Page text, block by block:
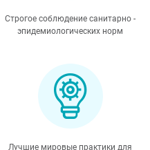
Строгое соблюдение санитарно -
эпидемиологических норм
Лучшие мировые практики для